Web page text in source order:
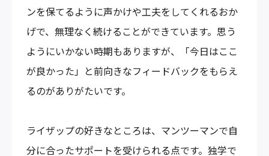
ンを保てるように声かけや工夫をしてくれるおか
げで、無理なく続けることができています。思う
ようにいかない時期もありますが、「今日はここ
が良かった」と前向きなフィードバックをもらえ
るのがありがたいです。
ライザップの好きなところは、マンツーマンで自
分に合ったサポートを受けられる点です。独学で